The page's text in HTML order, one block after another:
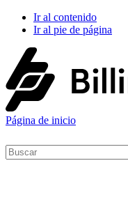
Ir al contenido
Ir al pie de página
Página de inicio